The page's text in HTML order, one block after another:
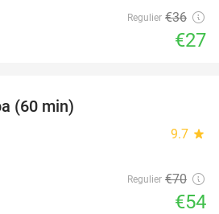
Regulier €36
€27
(60 min)
9.7 star
Regulier €70
€54